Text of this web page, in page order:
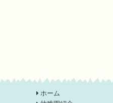
ホーム